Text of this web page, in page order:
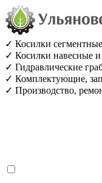
✓ Косилки
✓ Косилки навесные
✓ Гидравлические
✓ Комплектующие,
✓ Производство,